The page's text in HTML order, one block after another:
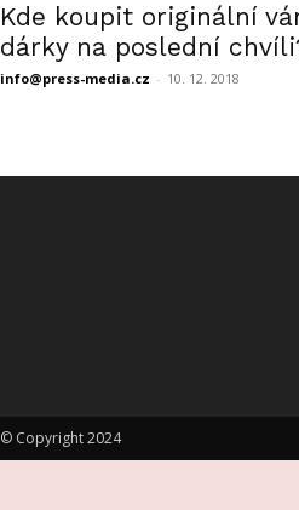
Kde koupit originální
dárky na poslední
info@press-media.cz - 10. 12. 2018
© Copyright 2024